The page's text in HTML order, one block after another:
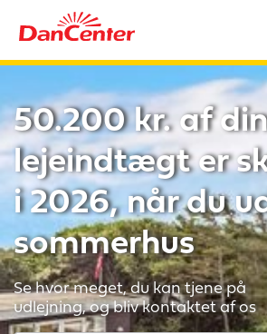
50.200 kr. af din
lejeindtægt er
i 2026, når du
sommerhus
Se hvor meget, du kan tjene på
udlejning, og bliv kontaktet af os